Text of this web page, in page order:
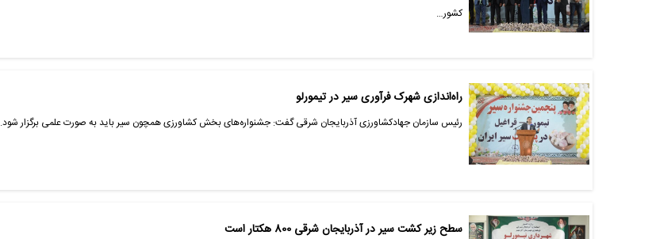
کشور…
راه‌اندازی شهرک فرآوری سیر در تیمورلو
رئیس سازمان جهادکشاورزی آذربایجان شرقی گفت: جشنواره‌های بخش کشاورزی همچون سیر باید به صورت علمی برگزار شود.
سطح زیر کشت سیر در آذربایجان شرقی 800 هکتار است